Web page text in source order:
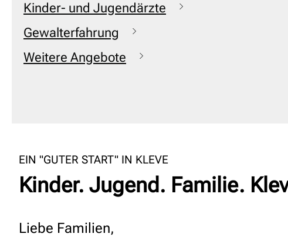
Kinder- und Jugendärzte
Gewalterfahrung
Weitere Angebote
EIN "GUTER START" IN KLEVE
Kinder. Jugend. Familie.
Liebe Familien,